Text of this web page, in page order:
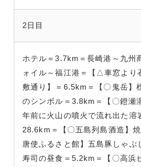
2日目
ホテル＝3.7km＝長崎港～九州
ォイル～福江港＝【△車窓より
敷通り】＝6.5km＝【〇鬼岳】
のシンボル＝3.8km＝【〇鐙瀬
年前に火山の噴火で流れ出た溶
28.6km＝【〇五島列島酒造】
唐使ふるさと館】五島豚しゃぶ
寿司の昼食＝5.2km＝【〇高浜